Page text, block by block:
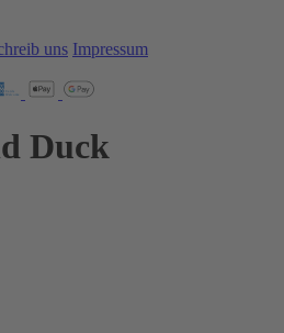
uns Impressum
Duck